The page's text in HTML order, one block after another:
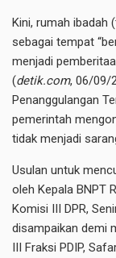
Kini, rumah ibadah
sebagai tempat
menjadi
(detik.com, 06/09/
Penanggulangan
pemerintah
tidak menjadi
Usulan untuk
oleh Kepala BNPT
Komisi III DPR,
disampaikan demi
III Fraksi PDIP,